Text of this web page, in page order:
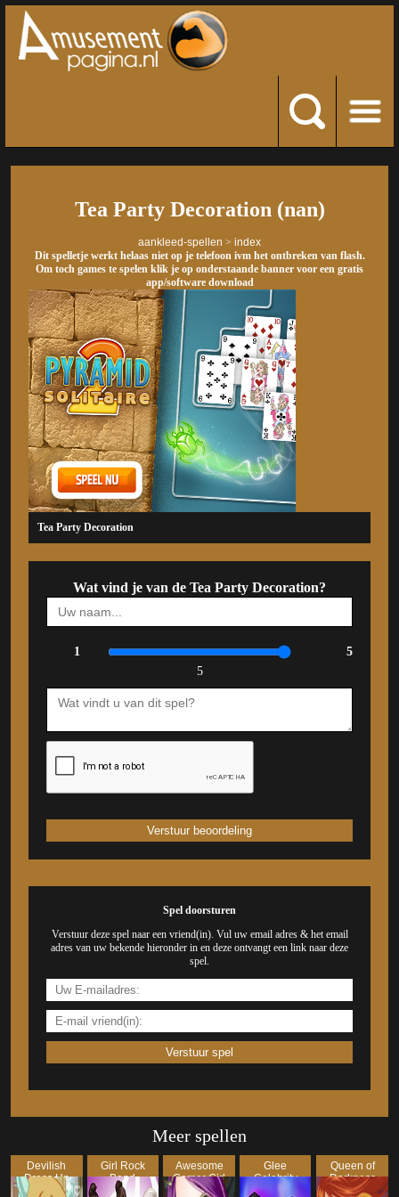
Tea Party Decoration (nan)
aankleed-spellen > index
Dit spelletje werkt helaas niet op je telefoon ivm het ontbreken van flash.
Om toch games te spelen klik je op onderstaande banner voor een gratis
app/software download
Tea Party Decoration
Wat vind je van de Tea Party Decoration?
1
5
5
Spel doorsturen
Verstuur deze spel naar een vriend(in). Vul uw email adres & het email
adres van uw bekende hieronder in en deze ontvangt een link naar deze
spel.
Meer spellen
Devilish
Dress Up
Girl Rock
Band
Dress Up
Awesome
Gamer Girl
Dress U...
Glee
Celebrity
Makeover
Queen of
Darkness
Dress Up